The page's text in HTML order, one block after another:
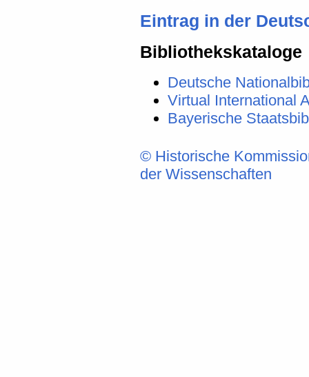
Eintrag in der
Bibliothekskataloge
Deutsche
Virtual International
Bayerische
© Historische
der Wissenschaften